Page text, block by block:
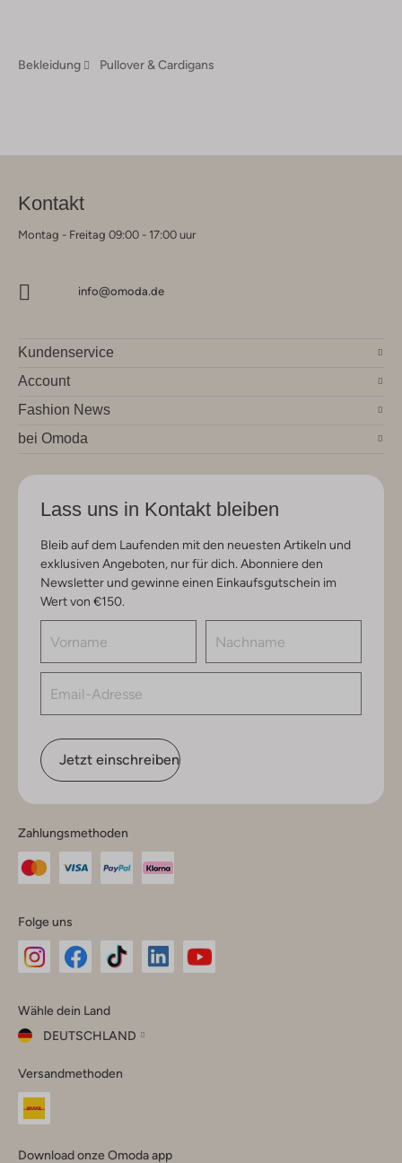
Bekleidung Pullover & Cardigans
Kontakt
Montag - Freitag 09:00 - 17:00 uur
info@omoda.de
Kundenservice
Account
Fashion News
bei Omoda
Lass uns in Kontakt bleiben
Bleib auf dem Laufenden mit den neuesten Artikeln und
exklusiven Angeboten, nur für dich. Abonniere den
Newsletter und gewinne einen Einkaufsgutschein im
Wert von €150.
Jetzt einschreiben
Zahlungsmethoden
Folge uns
Instagram
Facebook
TikTok
Wähle dein Land
DEUTSCHLAND
dein
Land
Versandmethoden
Download onze Omoda app